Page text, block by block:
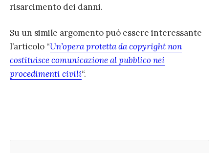
risarcimento dei danni.
Su un simile argomento può essere interessante
l’articolo “Un’opera protetta da copyright non
costituisce comunicazione al pubblico nei
procedimenti civili“.